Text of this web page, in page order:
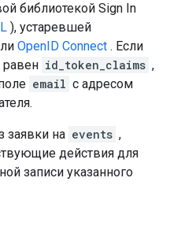
библиотекой Sign In
), устаревшей
OpenID Connect . Если
id_token_claims ,
email с адресом
заявки на events ,
действия для
записи указанного